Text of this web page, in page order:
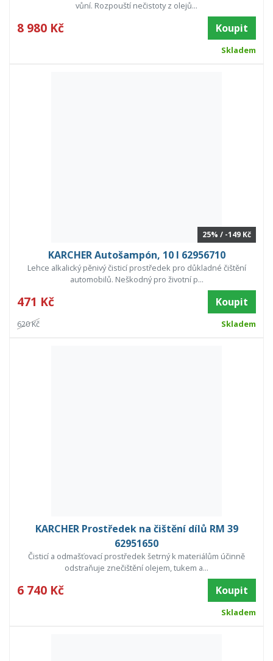
vůní. Rozpouští nečistoty z olejů...
8 980 Kč Koupit
Skladem
25% / -149 Kč
KARCHER Autošampón, 10 l 62956710
Lehce alkalický pěnivý čisticí prostředek pro důkladné čištění
automobilů. Neškodný pro životní p...
471 Kč Koupit
620 Kč Skladem
KARCHER Prostředek na čištění dílů RM 39
62951650
Čisticí a odmašťovací prostředek šetrný k materiálům účinně
odstraňuje znečištění olejem, tukem a...
6 740 Kč Koupit
Skladem